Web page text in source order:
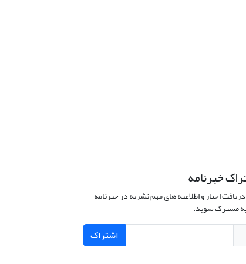
خبرنامه
اخبار و اطلاعیه های مهم نشریه در خبرنامه
مشترک شوید.
اشتراک